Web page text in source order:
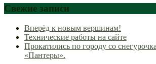
Свежие записи
Вперёд к новым вершинам!
Технические работы на сайте
Прокатились по городу со
«Пантеры».